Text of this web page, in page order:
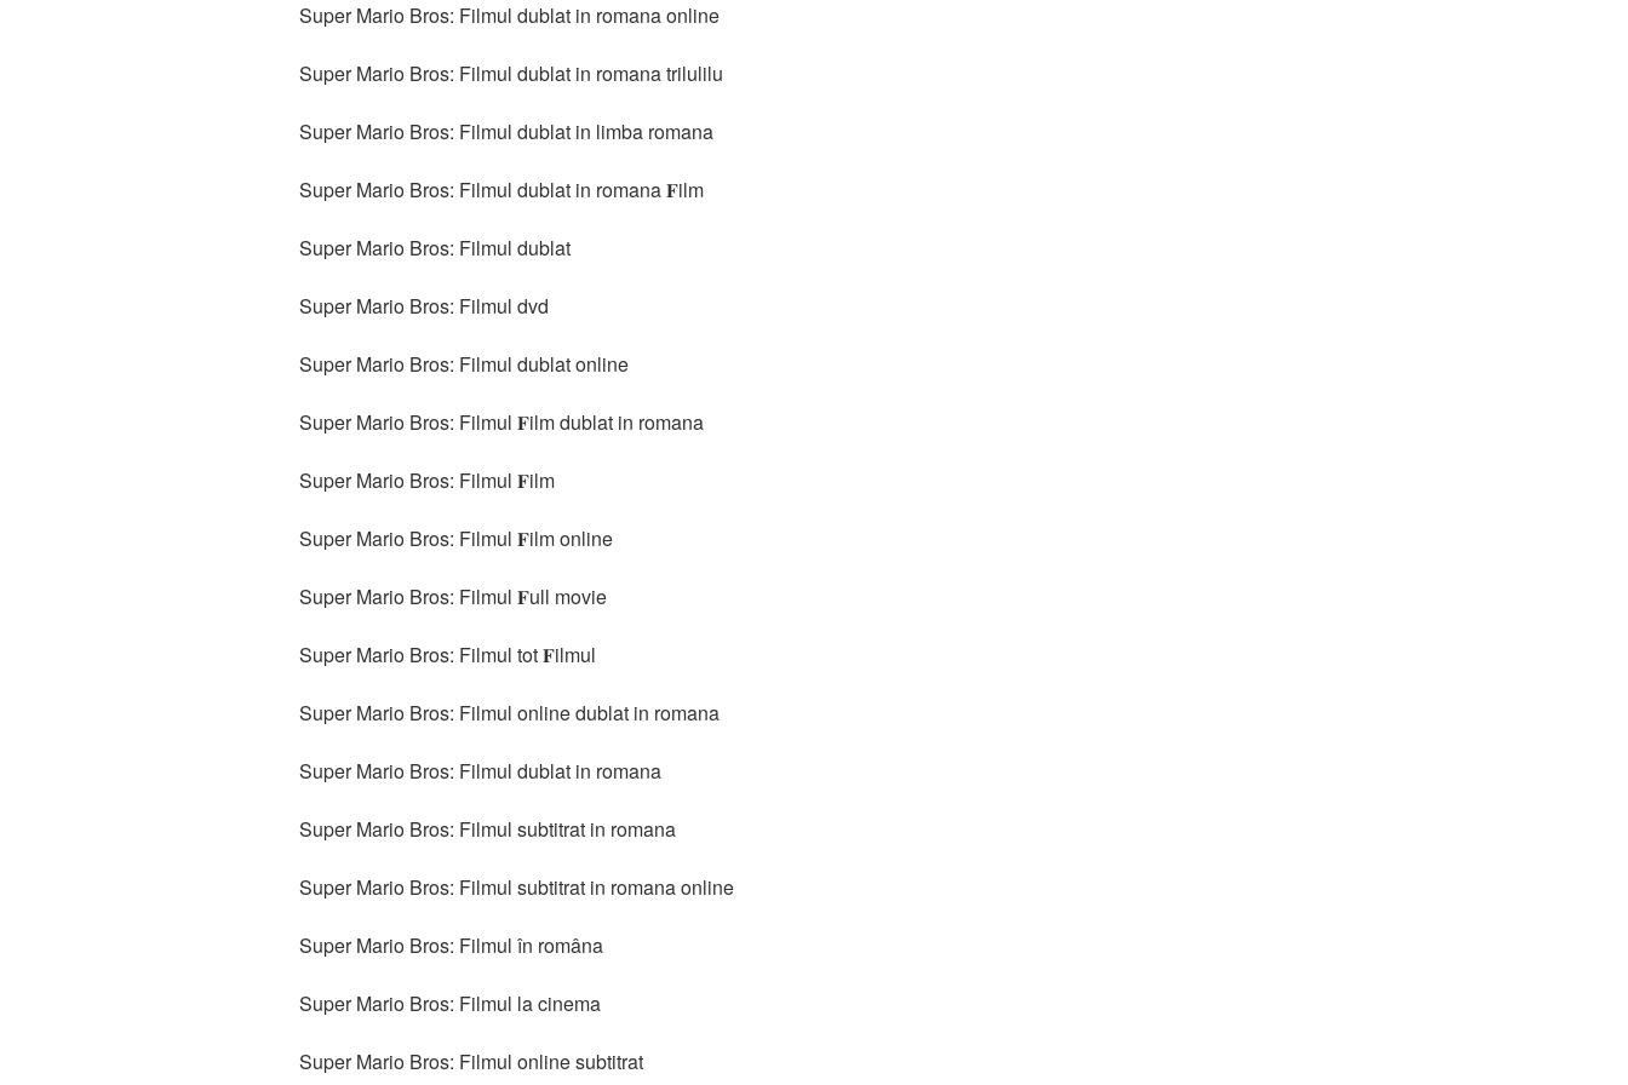
Super Mario Bros: Filmul dublat in romana online
Super Mario Bros: Filmul dublat in romana trilulilu
Super Mario Bros: Filmul dublat in limba romana
Super Mario Bros: Filmul dublat in romana 𝐅ilm
Super Mario Bros: Filmul dublat
Super Mario Bros: Filmul dvd
Super Mario Bros: Filmul dublat online
Super Mario Bros: Filmul 𝐅ilm dublat in romana
Super Mario Bros: Filmul 𝐅ilm
Super Mario Bros: Filmul 𝐅ilm online
Super Mario Bros: Filmul 𝐅ull movie
Super Mario Bros: Filmul tot 𝐅ilmul
Super Mario Bros: Filmul online dublat in romana
Super Mario Bros: Filmul dublat in romana
Super Mario Bros: Filmul subtitrat in romana
Super Mario Bros: Filmul subtitrat in romana online
Super Mario Bros: Filmul în româna
Super Mario Bros: Filmul la cinema
Super Mario Bros: Filmul online subtitrat